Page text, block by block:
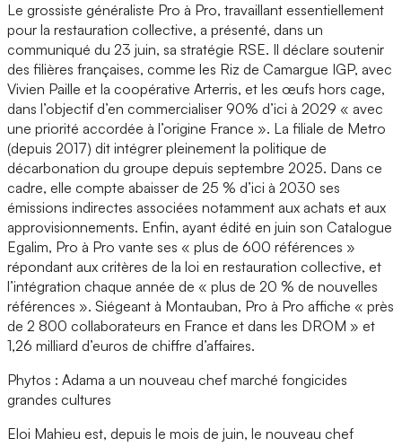
Le grossiste généraliste Pro à Pro, travaillant essentiellement
pour la restauration collective, a présenté, dans un
communiqué du 23 juin, sa stratégie RSE. Il déclare soutenir
des filières françaises, comme les Riz de Camargue IGP, avec
Vivien Paille et la coopérative Arterris, et les œufs hors cage,
dans l’objectif d’en commercialiser 90% d’ici à 2029 « avec
une priorité accordée à l’origine France ». La filiale de Metro
(depuis 2017) dit intégrer pleinement la politique de
décarbonation du groupe depuis septembre 2025. Dans ce
cadre, elle compte abaisser de 25 % d’ici à 2030 ses
émissions indirectes associées notamment aux achats et aux
approvisionnements. Enfin, ayant édité en juin son Catalogue
Egalim, Pro à Pro vante ses « plus de 600 références »
répondant aux critères de la loi en restauration collective, et
l’intégration chaque année de « plus de 20 % de nouvelles
références ». Siégeant à Montauban, Pro à Pro affiche « près
de 2 800 collaborateurs en France et dans les DROM » et
1,26 milliard d’euros de chiffre d’affaires.
Phytos : Adama a un nouveau chef marché fongicides
grandes cultures
Eloi Mahieu est, depuis le mois de juin, le nouveau chef